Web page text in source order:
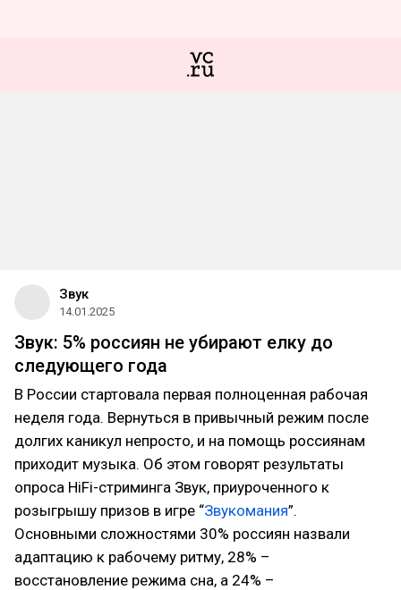
Звук
14.01.2025
Звук: 5% россиян не убирают елку до
следующего года
В России стартовала первая полноценная рабочая
неделя года. Вернуться в привычный режим после
долгих каникул непросто, и на помощь россиянам
приходит музыка. Об этом говорят результаты
опроса HiFi-стриминга Звук, приуроченного к
розыгрышу призов в игре “Звукомания”.
Основными сложностями 30% россиян назвали
адаптацию к рабочему ритму, 28% –
восстановление режима сна, а 24% –